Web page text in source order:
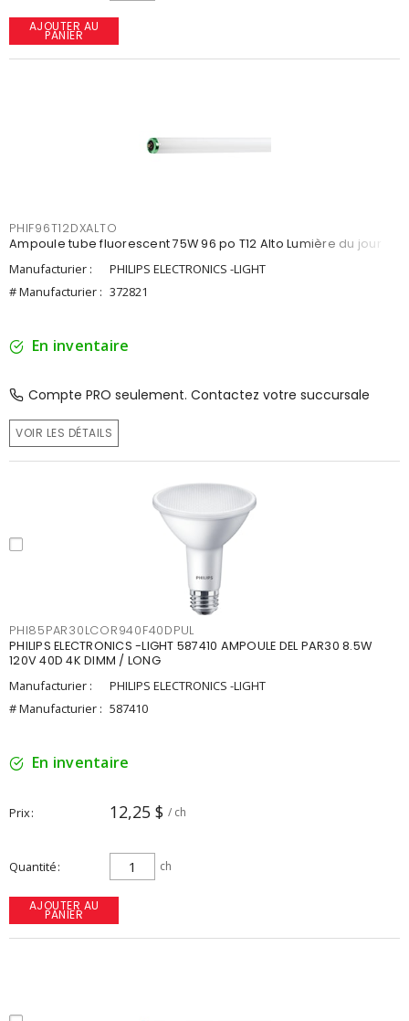
AJOUTER AU
PANIER
PHIF96T12DXALTO
Ampoule tube fluorescent 75W 96 po T12 Alto Lumière du jour
Manufacturier :
PHILIPS ELECTRONICS -LIGHT
# Manufacturier : 372821
En inventaire
Compte PRO seulement. Contactez votre succursale
VOIR LES DÉTAILS
PHI85PAR30LCOR940F40DPUL
PHILIPS ELECTRONICS -LIGHT 587410 AMPOULE DEL PAR30 8.5W
120V 40D 4K DIMM / LONG
Manufacturier :
PHILIPS ELECTRONICS -LIGHT
# Manufacturier : 587410
En inventaire
Prix 12,25 $ / ch
Quantité ch
AJOUTER AU
PANIER